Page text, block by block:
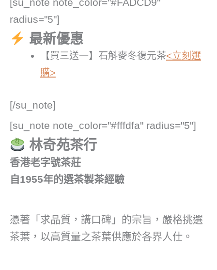
radius="5"]
最新優惠
【買三送一】石斛麥冬復元茶<立刻選
購>
[/su_note]
[su_note note_color="#fffdfa" radius="5"]
林奇苑茶行
香港老字號茶莊
自1955年的選茶製茶經驗
憑著「求品質，講口碑」的宗旨，嚴格挑選
茶葉，以高質量之茶葉供應於各界人仕。